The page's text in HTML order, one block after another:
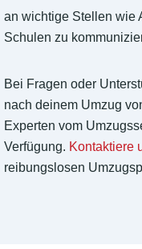
an wichtige Stellen wie
Schulen zu
Bei Fragen oder
nach deinem Umzug
Experten vom
Verfügung. Kontaktiere
reibungslosen